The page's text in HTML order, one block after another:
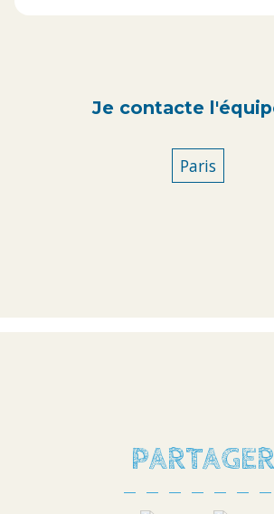
Je contacte
Paris
PARTAGER